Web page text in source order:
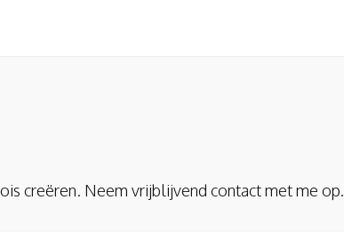
creëren. Neem vrijblijvend contact met me op.